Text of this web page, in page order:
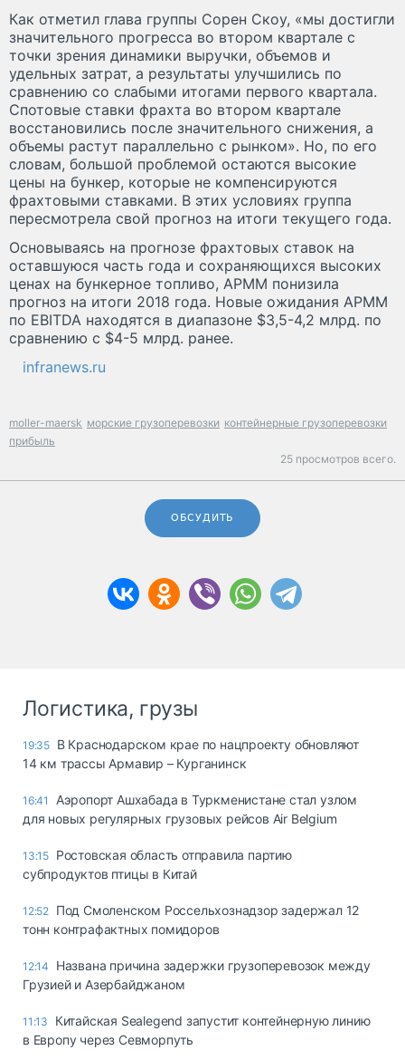
Как отметил глава группы Сорен Скоу, «мы достигли
значительного прогресса во втором квартале с
точки зрения динамики выручки, объемов и
удельных затрат, а результаты улучшились по
сравнению со слабыми итогами первого квартала.
Спотовые ставки фрахта во втором квартале
восстановились после значительного снижения, а
объемы растут параллельно с рынком». Но, по его
словам, большой проблемой остаются высокие
цены на бункер, которые не компенсируются
фрахтовыми ставками. В этих условиях группа
пересмотрела свой прогноз на итоги текущего года.
Основываясь на прогнозе фрахтовых ставок на
оставшуюся часть года и сохраняющихся высоких
ценах на бункерное топливо, APMM понизила
прогноз на итоги 2018 года. Новые ожидания APMM
по EBITDA находятся в диапазоне $3,5-4,2 млрд. по
сравнению с $4-5 млрд. ранее.
infranews.ru
moller-maersk морские грузоперевозки контейнерные грузоперевозки
прибыль
25 просмотров всего.
ОБСУДИТЬ
Логистика, грузы
19:35 В Краснодарском крае по нацпроекту обновляют
14 км трассы Армавир – Курганинск
16:41
Аэропорт Ашхабада в Туркменистане стал узлом
для новых регулярных грузовых рейсов Air Belgium
13:15 Ростовская область отправила партию
субпродуктов птицы в Китай
12:52 Под Смоленском Россельхознадзор задержал 12
тонн контрафактных помидоров
12:14
Названа причина задержки грузоперевозок между
Грузией и Азербайджаном
11:13
Китайская Sealegend запустит контейнерную линию
в Европу через Севморпуть